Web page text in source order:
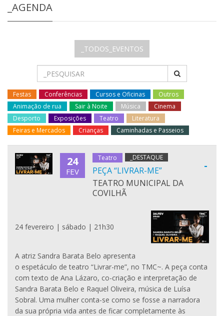
_AGENDA
_TODOS_EVENTOS
Festas Conferências Cursos e Oficinas
Outros
Animação de rua
Sair à Noite Música
Cinema
Desporto
Exposições Teatro
Literatura
Feiras e Mercados
Crianças Caminhadas e Passeios
-
24
FEV
Teatro _DESTAQUE
PEÇA “LIVRAR-ME”
TEATRO MUNICIPAL DA
COVILHÃ
24 fevereiro | sábado | 21h30
A atriz Sandra Barata Belo apresenta
o espetáculo de teatro “Livrar-me”, no TMC~. A peça conta
com texto de Ana Lázaro, co-criação e interpretação de
Sandra Barata Belo e Raquel Oliveira, música de Luísa
Sobral. Uma mulher conta-se como se fosse a narradora
da sua própria vida antes de ficar completamente às